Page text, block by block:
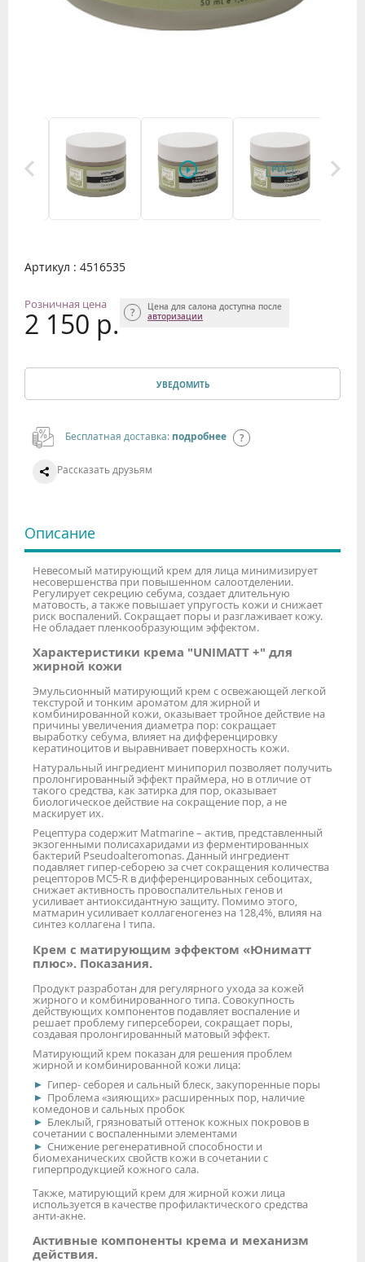
Артикул : 4516535
Розничная цена
2 150 р.
Цена для салона доступна после
авторизации
УВЕДОМИТЬ
Бесплатная доставка: подробнее
Рассказать друзьям
Описание
Невесомый матирующий крем для лица минимизирует
несовершенства при повышенном салоотделении.
Регулирует секрецию себума, создает длительную
матовость, а также повышает упругость кожи и снижает
риск воспалений. Сокращает поры и разглаживает кожу.
Не обладает пленкообразующим эффектом.
Характеристики крема "UNIMATT +" для
жирной кожи
Эмульсионный матирующий крем с освежающей легкой
текстурой и тонким ароматом для жирной и
комбинированной кожи, оказывает тройное действие на
причины увеличения диаметра пор: сокращает
выработку себума, влияет на дифференцировку
кератиноцитов и выравнивает поверхность кожи.
Натуральный ингредиент минипорил позволяет получить
пролонгированный эффект праймера, но в отличие от
такого средства, как затирка для пор, оказывает
биологическое действие на сокращение пор, а не
маскирует их.
Рецептура содержит Matmarine – актив, представленный
экзогенными полисахаридами из ферментированных
бактерий Pseudoalteromonas. Данный ингредиент
подавляет гипер-себорею за счет сокращения количества
рецепторов MC5-R в дифференцированных себоцитах,
снижает активность провоспалительных генов и
усиливает антиоксидантную защиту. Помимо этого,
матмарин усиливает коллагеногенез на 128,4%, влияя на
синтез коллагена I типа.
Крем с матирующим эффектом «Юниматт
плюс». Показания.
Продукт разработан для регулярного ухода за кожей
жирного и комбинированного типа. Совокупность
действующих компонентов подавляет воспаление и
решает проблему гиперсебореи, сокращает поры,
создавая пролонгированный матовый эффект.
Матирующий крем показан для решения проблем
жирной и комбинированной кожи лица:
Гипер- себорея и сальный блеск, закупоренные поры
Проблема «зияющих» расширенных пор, наличие
комедонов и сальных пробок
Блеклый, грязноватый оттенок кожных покровов в
сочетании с воспаленными элементами
Снижение регенеративной способности и
биомеханических свойств кожи в сочетании с
гиперпродукцией кожного сала.
Также, матирующий крем для жирной кожи лица
используется в качестве профилактического средства
анти-акне.
Активные компоненты крема и механизм
действия.